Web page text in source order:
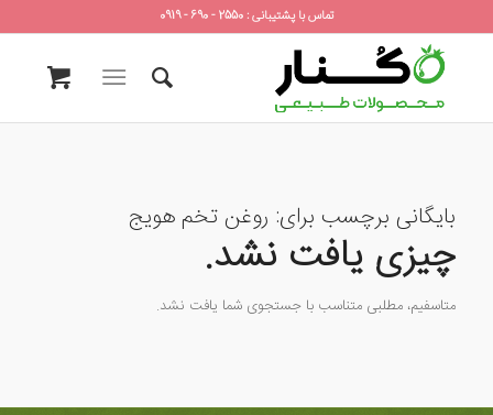
تماس با پشتیبانی : 2550 - 690 - 0919
بایگانی برچسب برای: روغن تخم هویج
چیزی یافت نشد.
متاسفیم، مطلبی متناسب با جستجوی شما یافت نشد.